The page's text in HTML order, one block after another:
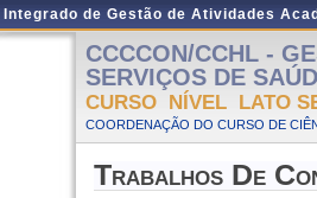
Integrado de Gestão de Atividades
CCCCON/CCHL -
SERVIÇOS DE
CURSO NÍVEL LATO
COORDENAÇÃO DO CURSO DE
Trabalhos De